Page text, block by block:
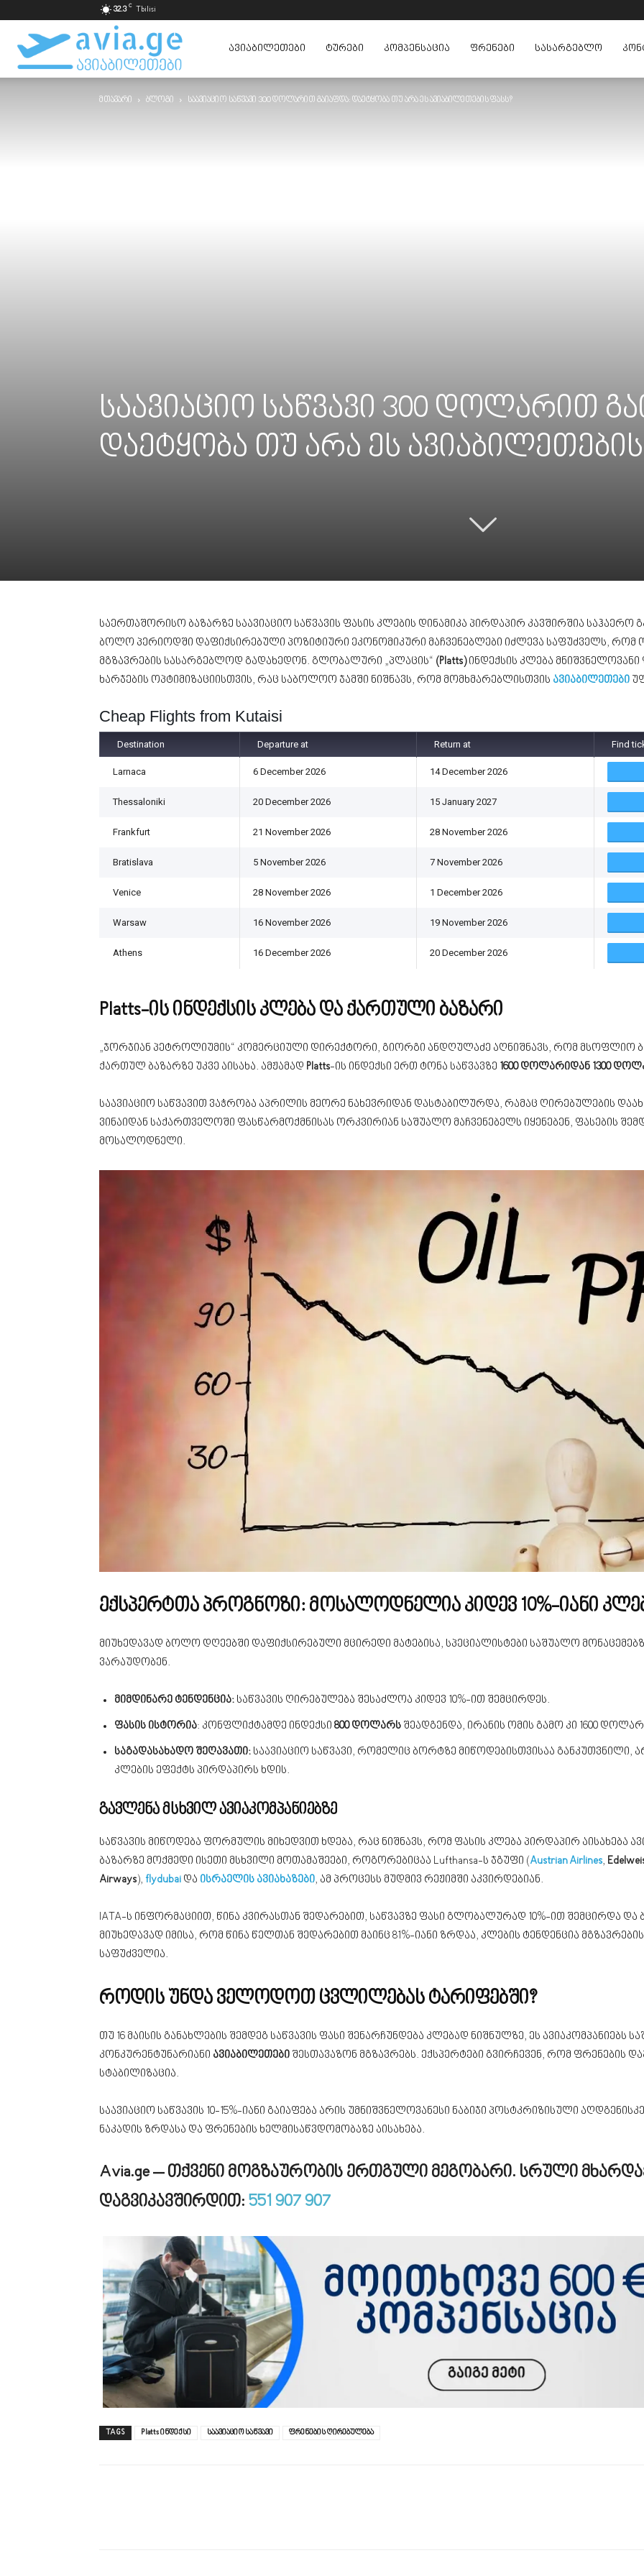
32.3 C Tbilisi
ავიაბილეთები
ყველაზე
ᲐᲕᲘᲐᲑᲘᲚᲔᲗᲔᲑᲘ ᲢᲣᲠᲔᲑᲘ ᲙᲝᲛᲞᲔᲜᲡᲐᲪᲘᲐ ᲤᲠᲔᲜᲔᲑᲘ ᲡᲐᲡᲐᲠᲒᲔᲑᲚᲝ
მთავარი ბლოგი საავიაციო საწვავი 300 დოლარით გაიაფდა: დაეტყობა თუ არა ეს ავიაბილეთების ფასს?
საავიაციო საწვავი 300 დოლარით
დაეტყობა თუ არა ეს
საერთაშორისო ბაზარზე საავიაციო საწვავის ფასის კლების დინამიკა პირდაპირ კავშირშია საჰაერო
ბოლო პერიოდში დაფიქსირებული პოზიტიური ეკონომიკური მაჩვენებლები იძლევა საფუძველს,
მგზავრების სასარგებლოდ გადახედონ. გლობალური „პლაცის“ (Platts)ინდექსის კლება
ხარჯების ოპტიმიზაციისთვის, რაც საბოლოო ჯამში ნიშნავს, რომ მომხმარებლისთვის ავიაბილეთები
Cheap Flights from Kutaisi
Destination Departure at Return at Find
Larnaca 6 December 2026 14 December 2026
Thessaloniki 20 December 2026 15 January 2027
Frankfurt 21 November 2026 28 November 2026
Bratislava 5 November 2026 7 November 2026
Venice 28 November 2026 1 December 2026
Warsaw 16 November 2026 19 November 2026
Athens 16 December 2026 20 December 2026
Platts-ის ინდექსის კლება და ქართული ბაზარი
„ჯორჯიან პეტროლიუმის“ კომერციული დირექტორი, გიორგი ანდღულაძე აღნიშნავს, რომ მსოფლიო
ქართულ ბაზარზე უკვე აისახა. ამჟამად Platts-ის ინდექსი ერთ ტონა საწვავზე 1600 დოლარიდან 1300
საავიაციო საწვავით ვაჭრობა აპრილის მეორე ნახევრიდან დასტაბილურდა, რამაც ღირებულების
ვინაიდან საქართველოში ფასწარმოქმნისას ორკვირიან საშუალო მაჩვენებელს იყენებენ, ფასების
მოსალოდნელი.
ექსპერტთა პროგნოზი: მოსალოდნელია კიდევ 10%-იანი
მიუხედავად ბოლო დღეებში დაფიქსირებული მცირედი მატებისა, სპეციალისტები საშუალო
ვარაუდობენ.
მიმდინარე ტენდენცია: საწვავის ღირებულება შესაძლოა კიდევ 10%-ით შემცირდეს.
ფასის ისტორია: კონფლიქტამდე ინდექსი 800 დოლარს შეადგენდა, ირანის ომის გამო კი 1600
საგადასახადო შეღავათი: საავიაციო საწვავი, რომელიც ბორტზე მიწოდებისთვისაა განკუთვნილი,
კლების ეფექტს პირდაპირს ხდის.
გავლენა მსხვილ ავიაკომპანიებზე
საწვავის მიწოდება ფორმულის მიხედვით ხდება, რაც ნიშნავს, რომ ფასის კლება პირდაპირ აისახება
ბაზარზე მოქმედი ისეთი მსხვილი მოთამაშეები, როგორებიცაა Lufthansa-ს ჯგუფი (Austrian Airlines,
Airways), flydubai და ისრაელის ავიახაზები, ამ პროცესს მუდმივ რეჟიმში აკვირდებიან.
IATA-ს ინფორმაციით, წინა კვირასთან შედარებით, საწვავზე ფასი გლობალურად 10%-ით შემცირდა
მიუხედავად იმისა, რომ წინა წელთან შედარებით მაინც 81%-იანი ზრდაა, კლების ტენდენცია
საფუძველია.
როდის უნდა ველოდოთ ცვლილებას ტარიფებში?
თუ 16 მაისის განახლების შემდეგ საწვავის ფასი შენარჩუნდება კლებად ნიშნულზე, ეს ავიაკომპანიებს
კონკურენტუნარიანი ავიაბილეთები შესთავაზონ მგზავრებს. ექსპერტები გვირჩევენ, რომ ფრენების
სტაბილიზაცია.
საავიაციო საწვავის 10-15%-იანი გაიაფება არის უმნიშვნელოვანესი ნაბიჯი პოსტკრიზისული
ნაკადის ზრდასა და ფრენების ხელმისაწვდომობაზე აისახება.
Avia.ge – თქვენი მოგზაურობის ერთგული მეგობარი. სრული
დაგვიკავშირდით: 551 907 907
TAGS Platts ინდექსი საავიაციო საწვავი ფრენების ღირებულება